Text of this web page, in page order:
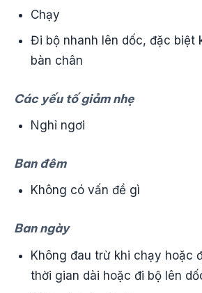
Chạy
Đi bộ nhanh lên dốc, đặc biệt
bàn chân
Các yếu tố giảm nhẹ
Nghỉ ngơi
Ban đêm
Không có vấn đề gì
Ban ngày
Không đau trừ khi chạy hoặc
thời gian dài hoặc đi bộ lên